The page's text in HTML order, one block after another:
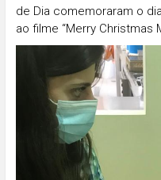
de Dia comemoraram o
ao filme “Merry Christmas